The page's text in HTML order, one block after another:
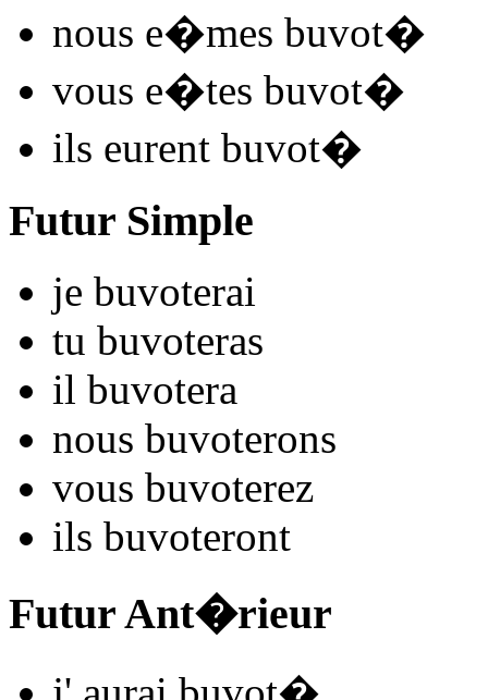
nous e�mes buvot�
vous e�tes buvot�
ils eurent buvot�
Futur Simple
je buvoterai
tu buvoteras
il buvotera
nous buvoterons
vous buvoterez
ils buvoteront
Futur Ant�rieur